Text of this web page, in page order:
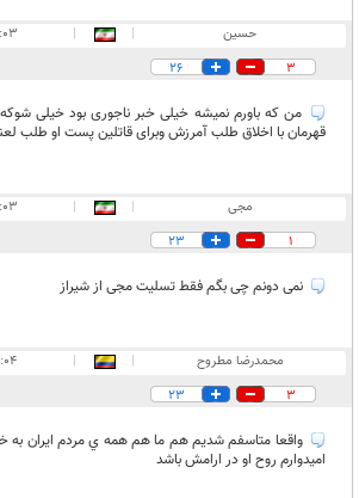
حسین |
|
۲۲:۰۳ -
3
26
من که باورم نمیشه خیلی خبر ناجوری بود خیلی
قهرمان با اخلاق طلب آمرزش وبرای قاتلین پست او طلب
مجی |
|
۲۲:۰۳ -
1
23
نمی دونم چی بگم فقط تسلیت مجی از شیراز
محمدرضا مطروح |
|
۲۲:۰۴ -
3
23
واقعا متاسفم شديم هم ما هم همه ي مردم ايران
اميدوارم روح او در ارامش باشد